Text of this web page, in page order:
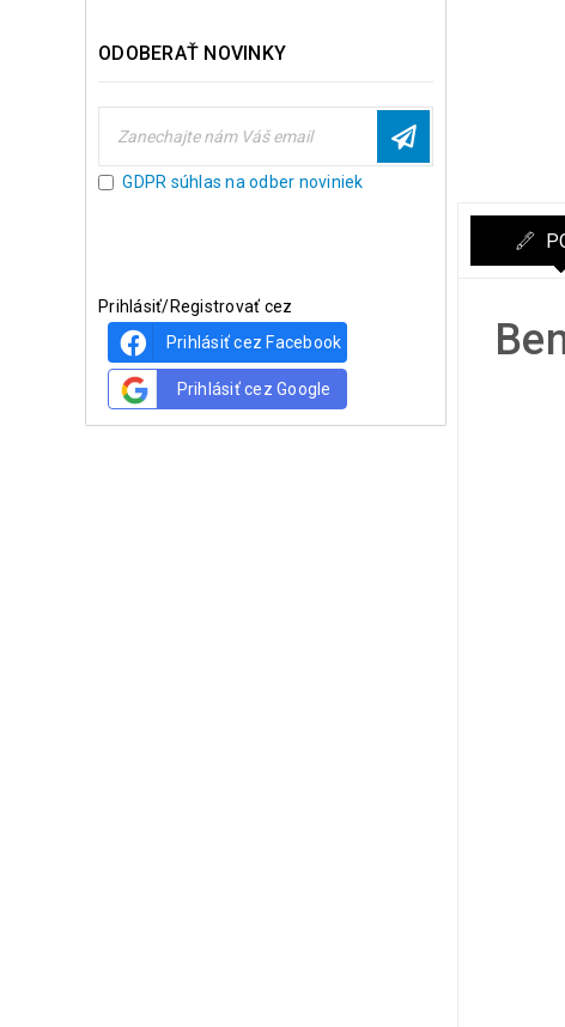
ODOBERAŤ NOVINKY
GDPR súhlas na odber noviniek
Prihlásiť/Registrovať cez
Prihlásiť cez Facebook
Prihlásiť cez Google